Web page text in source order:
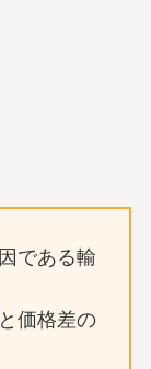
である輸
価格差の